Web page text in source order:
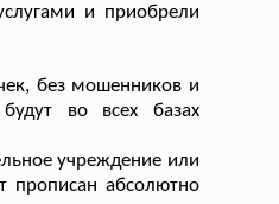
и приобрели
без мошенников и
во всех базах
учреждение или
прописан абсолютно